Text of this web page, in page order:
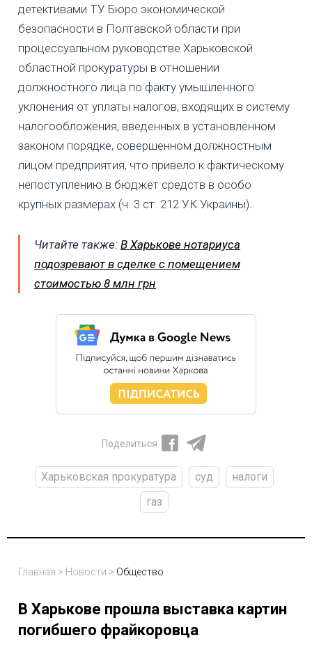
детективами ТУ Бюро экономической
безопасности в Полтавской области при
процессуальном руководстве Харьковской
областной прокуратуры в отношении
должностного лица по факту умышленного
уклонения от уплаты налогов, входящих в систему
налогообложения, введенных в установленном
законом порядке, совершенном должностным
лицом предприятия, что привело к фактическому
непоступлению в бюджет средств в особо
крупных размерах (ч. 3 ст. 212 УК Украины).
Читайте также: В Харькове нотариуса
подозревают в сделке с помещением
стоимостью 8 млн грн
Поделиться
Харьковская прокуратура суд
налоги
газ
Главная > Новости > Общество
В Харькове прошла выставка картин
погибшего фрайкоровца